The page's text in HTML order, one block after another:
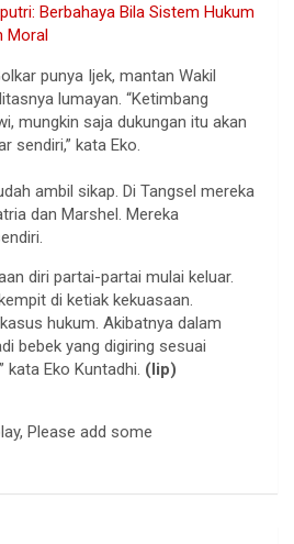
Berbahaya Bila Sistem Hukum
Moral
punya Ijek, mantan Wakil
lumayan. “Ketimbang
mungkin saja dukungan itu akan
sendiri,” kata Eko.
ambil sikap. Di Tangsel mereka
dan Marshel. Mereka
diri partai-partai mulai keluar.
di ketiak kekuasaan.
hukum. Akibatnya dalam
bebek yang digiring sesuai
kata Eko Kuntadhi. (lip)
Please add some